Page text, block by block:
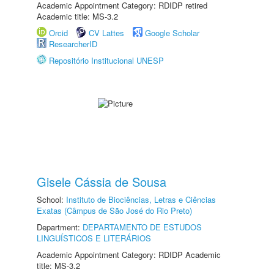
Academic Appointment Category: RDIDP retired
Academic title: MS-3.2
Orcid
CV Lattes
Google Scholar
ResearcherID
Repositório Institucional UNESP
Gisele Cássia de Sousa
School: Instituto de Biociências, Letras e Ciências
Exatas (Câmpus de São José do Rio Preto)
Department: DEPARTAMENTO DE ESTUDOS
LINGUÍSTICOS E LITERÁRIOS
Academic Appointment Category: RDIDP Academic
title: MS-3.2